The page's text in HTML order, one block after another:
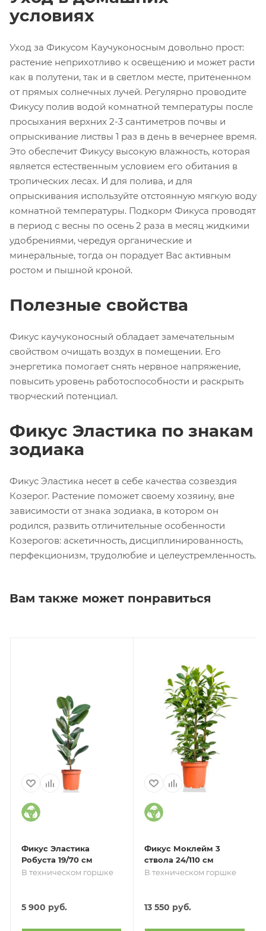
условиях
Уход за Фикусом Каучуконосным довольно прост:
растение неприхотливо к освещению и может расти
как в полутени, так и в светлом месте, притененном
от прямых солнечных лучей. Регулярно проводите
Фикусу полив водой комнатной температуры после
просыхания верхних 2-3 сантиметров почвы и
опрыскивание листвы 1 раз в день в вечернее время.
Это обеспечит Фикусу высокую влажность, которая
является естественным условием его обитания в
тропических лесах. И для полива, и для
опрыскивания используйте отстоянную мягкую воду
комнатной температуры. Подкорм Фикуса проводят
в период с весны по осень 2 раза в месяц жидкими
удобрениями, чередуя органические и
минеральные, тогда он порадует Вас активным
ростом и пышной кроной.
Полезные свойства
Фикус каучуконосный обладает замечательным
свойством очищать воздух в помещении. Его
энергетика помогает снять нервное напряжение,
повысить уровень работоспособности и раскрыть
творческий потенциал.
Фикус Эластика по знакам
зодиака
Фикус Эластика несет в себе качества созвездия
Козерог. Растение поможет своему хозяину, вне
зависимости от знака зодиака, в котором он
родился, развить отличительные особенности
Козерогов: аскетичность, дисциплинированность,
перфекционизм, трудолюбие и целеустремленность.
Вам также может понравиться
Фикус Эластика
Робуста 19/70 см
В техническом горшке
5 900 руб.
Фикус Моклейм 3
ствола 24/110 см
В техническом горшке
13 550 руб.